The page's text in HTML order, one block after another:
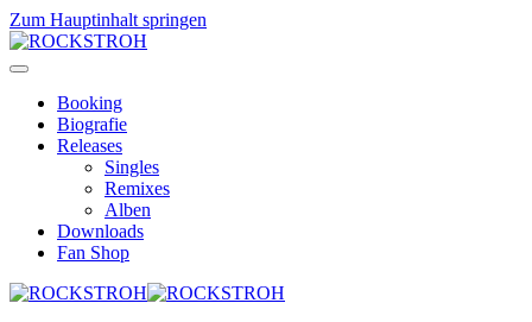
Zum Hauptinhalt springen
Booking
Biografie
Releases
Singles
Remixes
Alben
Downloads
Fan Shop